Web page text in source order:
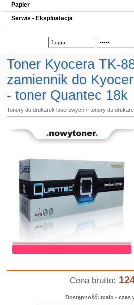
Papier
Serwis - Eksploatacja
Toner Kyocera TK-
zamiennik do
- toner Quantec 18k
Tonery do drukarek laserowych» tonery do
Cena brutto:
Dostępność: mało - czas